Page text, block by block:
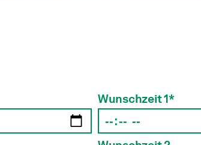
Wunschzeit 1*